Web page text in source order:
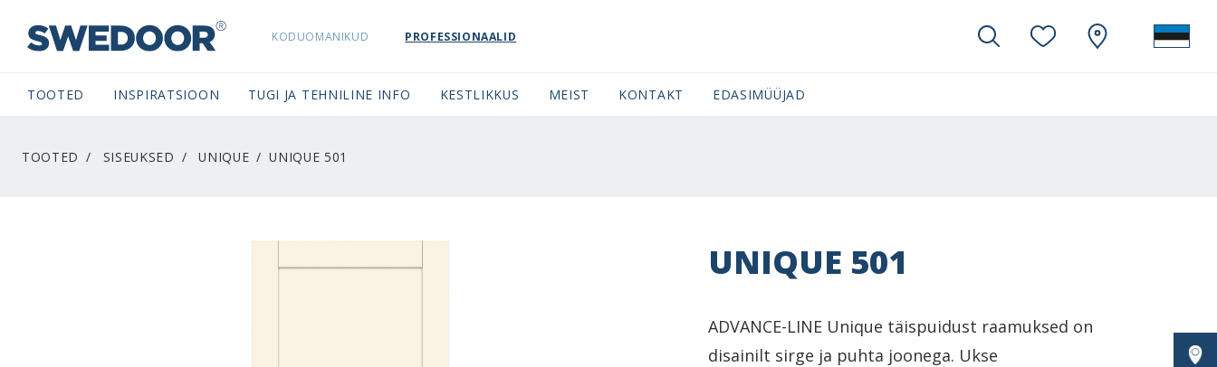
SWEDOORESTONIA NAVIGATION
KODUOMANIKUD PROFESSIONAALID
TOOTED INSPIRATSIOON TUGI JA TEHNILINE INFO KESTLIKKUS MEIST KONTAKT EDASIMÜÜJAD
TOOTED SISEUKSED UNIQUE UNIQUE 501
UNIQUE 501
ADVANCE-LINE Unique täispuidust raamuksed on
disainilt sirge ja puhta joonega. Ukse